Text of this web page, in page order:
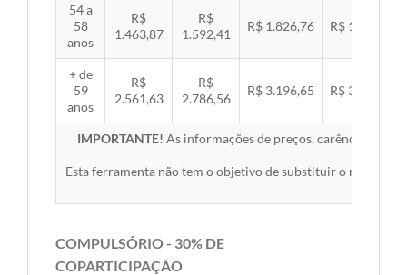
54 a
58
anos
R$
1.463,87
R$
1.592,41
R$ 1.826,76 R$ 1.882,45
+ de
59
anos
R$
2.561,63
R$
2.786,56
R$ 3.196,65 R$ 3.294,10
IMPORTANTE! As informações de preços, carências,
Esta ferramenta não tem o objetivo de substituir o material
COMPULSÓRIO - 30% DE
COPARTICIPAÇÃO